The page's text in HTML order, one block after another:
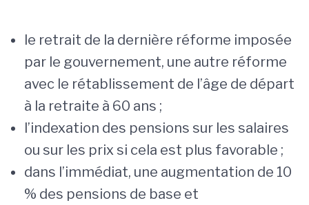
le retrait de la dernière réforme imposée
par le gouvernement, une autre réforme
avec le rétablissement de l’âge de départ
à la retraite à 60 ans ;
l’indexation des pensions sur les salaires
ou sur les prix si cela est plus favorable ;
dans l’immédiat, une augmentation de 10
% des pensions de base et